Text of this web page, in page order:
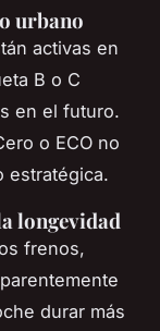
urbano
activas en
B o C
en el futuro.
o ECO no
estratégica.
longevidad
frenos,
durar más